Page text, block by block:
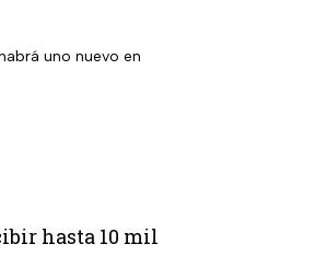
uno nuevo en
hasta 10 mil